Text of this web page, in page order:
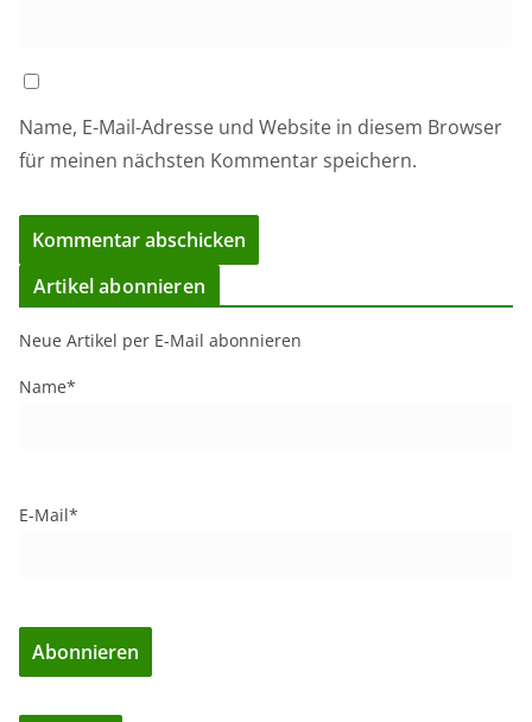
Name, E-Mail-Adresse und Website in diesem Browser
für meinen nächsten Kommentar speichern.
Artikel abonnieren
Neue Artikel per E-Mail abonnieren
Name*
E-Mail*